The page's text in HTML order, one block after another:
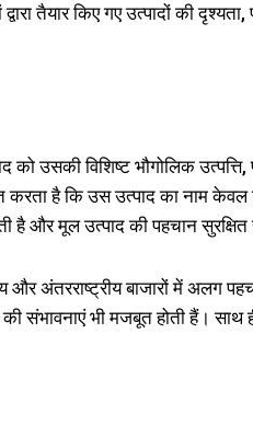
तैयार किए गए उत्पादों की
उसकी विशिष्ट भौगोलिक उत्पत्ति,
है कि उस उत्पाद का नाम केवल
और मूल उत्पाद की पहचान सुरक्षित
और अंतरराष्ट्रीय बाजारों में अलग
की संभावनाएं भी मजबूत होती हैं।